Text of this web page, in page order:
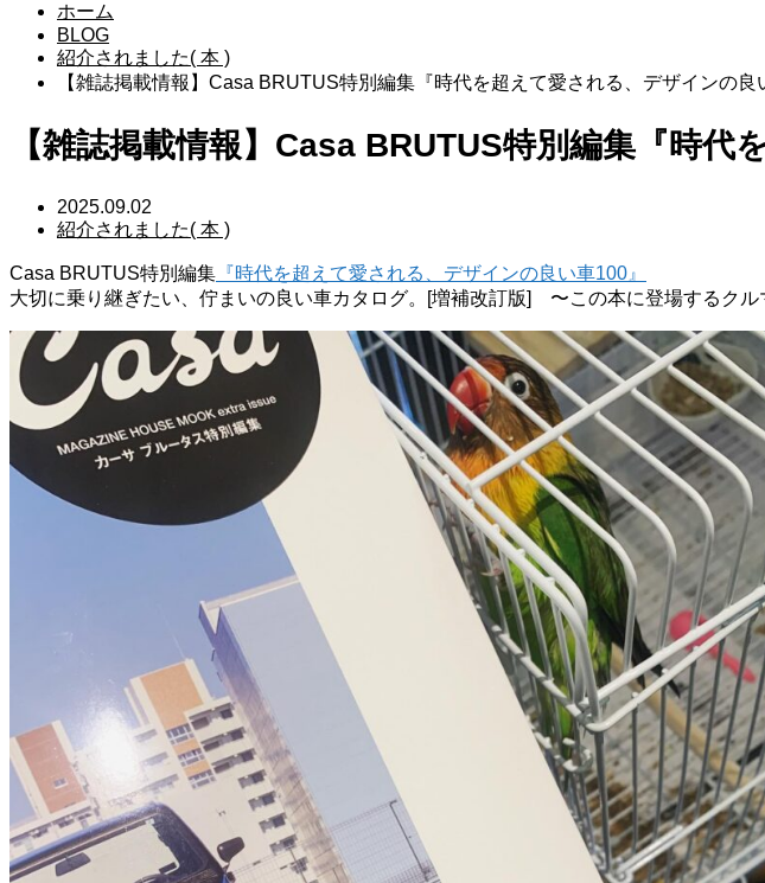
ホーム
BLOG
紹介されました( 本 )
【雑誌掲載情報】Casa BRUTUS特別編集『時代を超えて愛される、デザインの良
【雑誌掲載情報】Casa BRUTUS特別編集『時代
2025.09.02
紹介されました( 本 )
Casa BRUTUS特別編集 『時代を超えて愛される、デザインの良い車100』
大切に乗り継ぎたい、佇まいの良い車カタログ。[増補改訂版] 〜この本に登場するクル